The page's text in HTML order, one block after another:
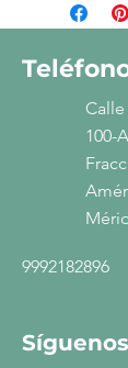
Calle
100-
9992182896
Síguenos